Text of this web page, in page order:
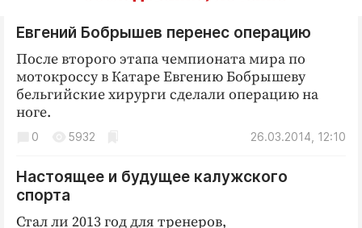
Евгений Бобрышев перенес операцию
После второго этапа чемпионата мира по
мотокроссу в Катаре Евгению Бобрышеву
бельгийские хирурги сделали операцию на
ноге.
26.03.2014, 12:10
0 5932
Настоящее и будущее калужского
спорта
Стал ли 2013 год для тренеров,